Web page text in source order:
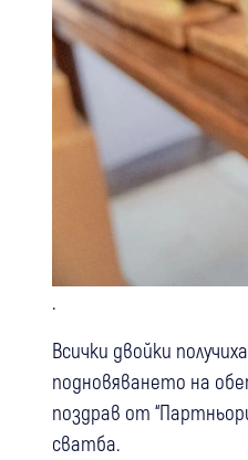
.
Всички двойки
подновяването на
поздрав от
сватба.